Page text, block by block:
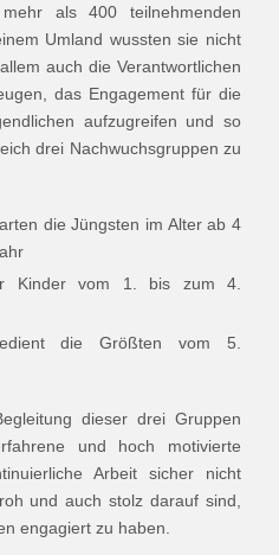
als 400 teilnehmenden
Umland wussten sie nicht
auch die Verantwortlichen
das Engagement für die
aufzugreifen und so
drei Nachwuchsgruppen zu
die Jüngsten im Alter ab 4
Kinder vom 1. bis zum 4.
die Größten vom 5.
dieser drei Gruppen
und hoch motivierte
Arbeit sicher nicht
und auch stolz darauf sind,
engagiert zu haben.